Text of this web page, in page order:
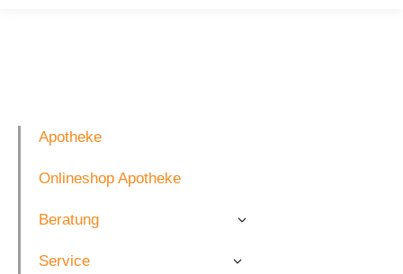
Apotheke
Onlineshop Apotheke
Beratung
Service